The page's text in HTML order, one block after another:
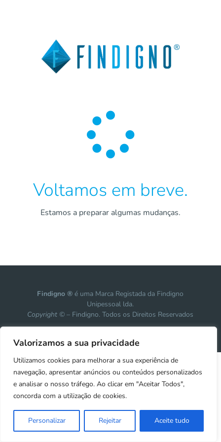
Valorizamos a sua privacidade
Utilizamos cookies para melhorar a sua experiência de
navegação, apresentar anúncios ou conteúdos personalizados
e analisar o nosso tráfego. Ao clicar em "Aceitar Todos",
concorda com a utilização de cookies.
Personalizar Rejeitar Aceite tudo

Voltamos em breve.
Estamos a preparar algumas mudanças.
Findigno ® é uma Marca Registada da Findigno
Unipessoal lda.
Copyright © – Findigno. Todos os Direitos Reservados